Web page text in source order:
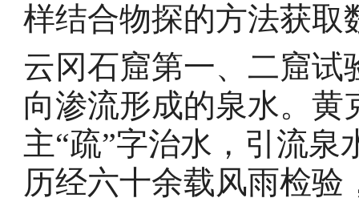
样结合物探的方法获取
云冈石窟第一、二窟
向渗流形成的泉水。
主“疏”字治水，引流
历经六十余载风雨检